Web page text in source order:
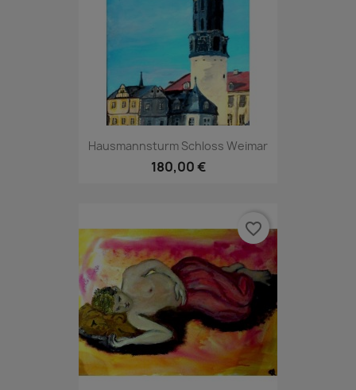
Hausmannsturm Schloss Weimar
180,00 €
favorite_border